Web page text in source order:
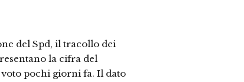
del Spd, il tracollo dei
la cifra del
pochi giorni fa. Il dato